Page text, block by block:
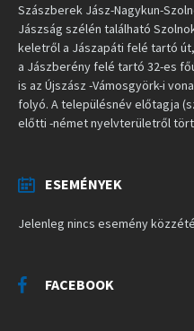
Szászberek Jász-Nagykun-
Jászság szélén található
keletről a Jászapáti felé tartó
a Jászberény felé tartó 32-es
is az Újszász -Vámosgyörk-i
folyó. A településnév előtagja
előtti -német nyelvterületről
ESEMÉNYEK
Jelenleg nincs esemény
FACEBOOK